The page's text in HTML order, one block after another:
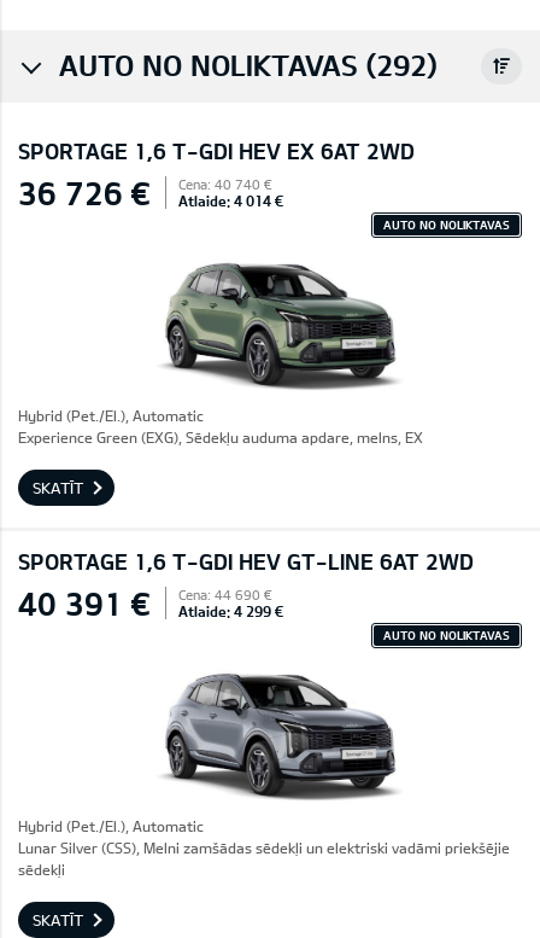
AUTO NO NOLIKTAVAS (292)
SPORTAGE 1,6 T-GDI HEV EX 6AT 2WD
36 726 € Cena: 40 740 €
Atlaide: 4 014 €
AUTO NO NOLIKTAVAS
Hybrid (Pet./El.), Automatic
Experience Green (EXG), Sēdekļu auduma apdare, melns, EX
SKATĪT
SPORTAGE 1,6 T-GDI HEV GT-LINE 6AT 2WD
40 391 € Cena: 44 690 €
Atlaide: 4 299 €
AUTO NO NOLIKTAVAS
Hybrid (Pet./El.), Automatic
Lunar Silver (CSS), Melni zamšādas sēdekļi un elektriski vadāmi priekšējie
sēdekļi
SKATĪT